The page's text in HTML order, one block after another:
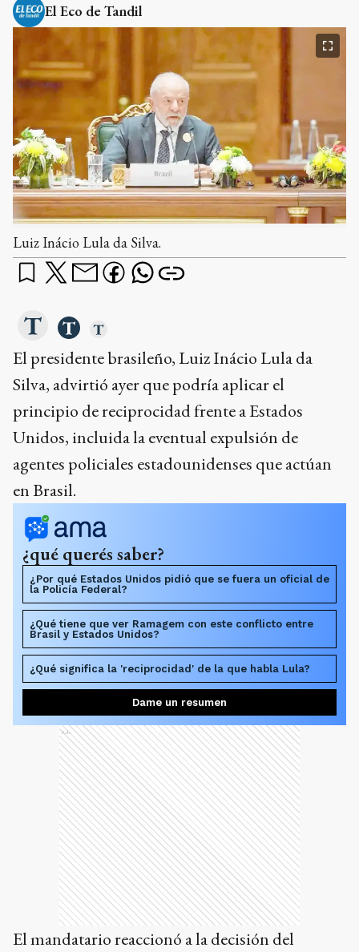
El Eco de Tandil
Luiz Inácio Lula da Silva.
El presidente brasileño, Luiz Inácio Lula da
Silva, advirtió ayer que podría aplicar el
principio de reciprocidad frente a Estados
Unidos, incluida la eventual expulsión de
agentes policiales estadounidenses que actúan
en Brasil.
¿qué querés saber?
¿Por qué Estados Unidos pidió que se fuera un oficial de
la Policía Federal?
¿Qué tiene que ver Ramagem con este conflicto entre
Brasil y Estados Unidos?
¿Qué significa la 'reciprocidad' de la que habla Lula?
Dame un resumen
Ads
El mandatario reaccionó a la decisión del